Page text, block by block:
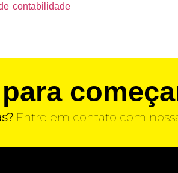
contabilidade
Entre em contato com